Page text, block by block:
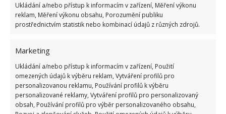
Ukládání a/nebo přístup k informacím v zařízení, Měření výkonu
reklam, Měření výkonu obsahu, Porozumění publiku
prostřednictvím statistik nebo kombinací údajů z různých zdrojů.
Marketing
Ukládání a/nebo přístup k informacím v zařízení, Použití
omezených údajů k výběru reklam, Vytváření profilů pro
personalizovanou reklamu, Používání profilů k výběru
personalizované reklamy, Vytváření profilů pro personalizovaný
obsah, Používání profilů pro výběr personalizovaného obsahu,